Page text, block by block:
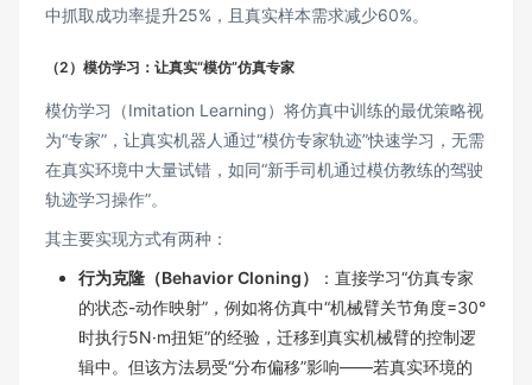
中抓取成功率提升25%，且真实样本需求减少60%。
（2）模仿学习：让真实“模仿”仿真专家
模仿学习（Imitation Learning）将仿真中训练的最优策略视
为“专家”，让真实机器人通过“模仿专家轨迹”快速学习，无需
在真实环境中大量试错，如同“新手司机通过模仿教练的驾驶
轨迹学习操作”。
其主要实现方式有两种：
行为克隆（Behavior Cloning）
：直接学习“仿真专家
的状态-动作映射”，例如将仿真中“机械臂关节角度=30°
时执行5N·m扭矩”的经验，迁移到真实机械臂的控制逻
辑中。但该方法易受“分布偏移”影响——若真实环境的